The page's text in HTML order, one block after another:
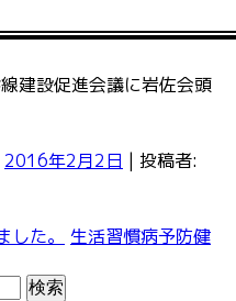
建設促進会議に岩佐会頭
2016年2月2日 | 投稿者:
た。
生活習慣病予防健